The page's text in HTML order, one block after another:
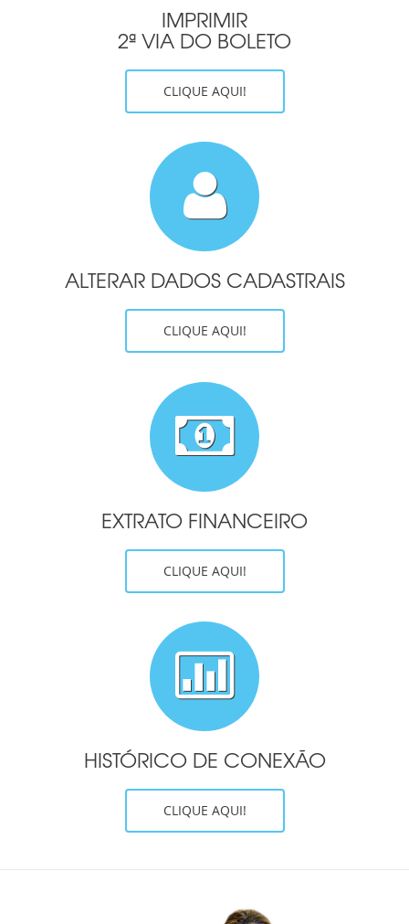
IMPRIMIR
2ª VIA DO BOLETO
CLIQUE AQUI!
ALTERAR DADOS CADASTRAIS
CLIQUE AQUI!
EXTRATO FINANCEIRO
CLIQUE AQUI!
HISTÓRICO DE CONEXÃO
CLIQUE AQUI!